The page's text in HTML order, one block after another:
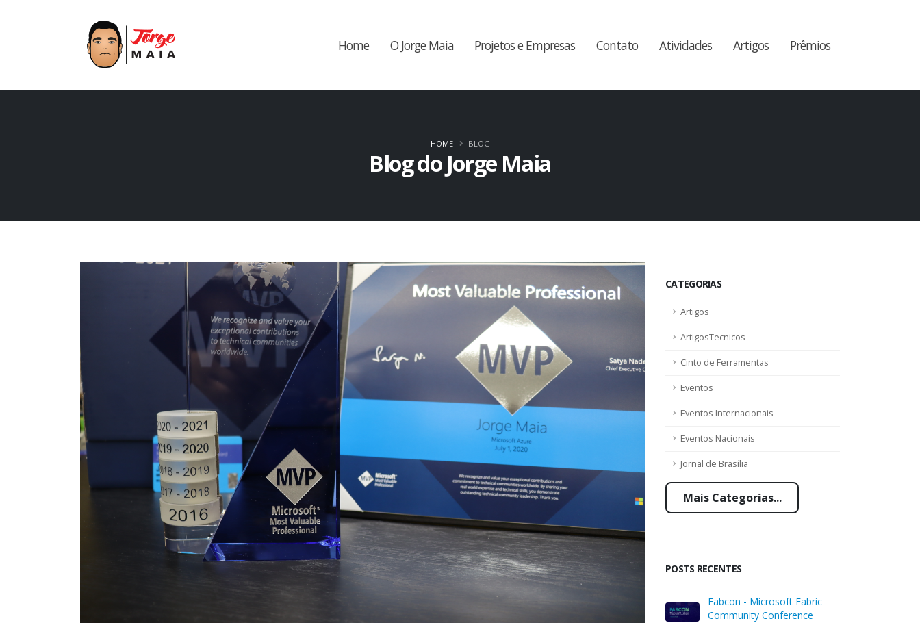
Home O Jorge Maia Projetos e Empresas Contato Atividades Artigos Prêmios
Blog do Jorge Maia
HOME BLOG
CATEGORIAS
Artigos
ArtigosTecnicos
Cinto de Ferramentas
Eventos
Eventos Internacionais
Eventos Nacionais
Jornal de Brasília
Mais Categorias...
POSTS RECENTES
Fabcon - Microsoft Fabric
Community Conference